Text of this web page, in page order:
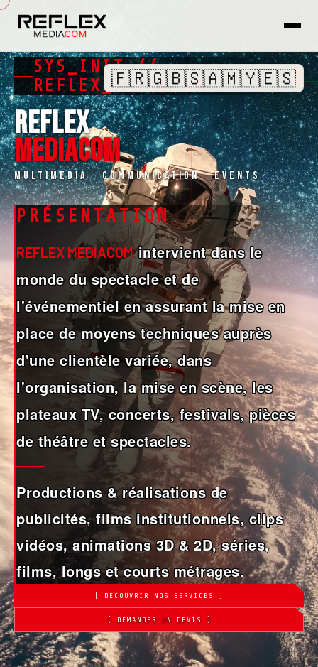
SYS_INIT //
REFLEX_MEDIACOM
REFLEX
MEDIACOM
Multimédia · Communication · Events
PRÉSENTATION
REFLEX MEDIACOMintervient dans le
monde du spectacle et de
l'événementiel en assurant la mise en
place de moyens techniques auprès
d'une clientèle variée, dans
l'organisation, la mise en scène, les
plateaux TV, concerts, festivals, pièces
de théâtre et spectacles.
Productions & réalisations de
publicités, films institutionnels, clips
vidéos, animations 3D & 2D, séries,
films, longs et courts métrages.
[ DÉCOUVRIR NOS SERVICES ]
[ DEMANDER UN DEVIS ]
🇫🇷🇬🇧🇸🇦🇲🇾🇪🇸